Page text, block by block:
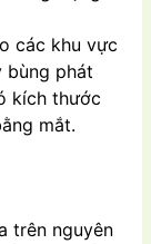
các khu vực
bùng phát
kích thước
mắt.
trên nguyên